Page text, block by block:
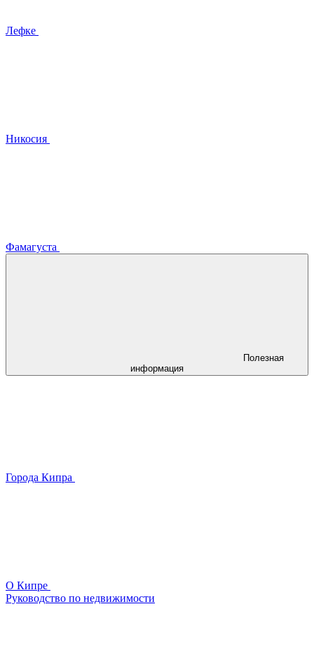
Лефке
Никосия
Фамагуста
Полезная
информация
Города Кипра
О Кипре
Руководство по недвижимости